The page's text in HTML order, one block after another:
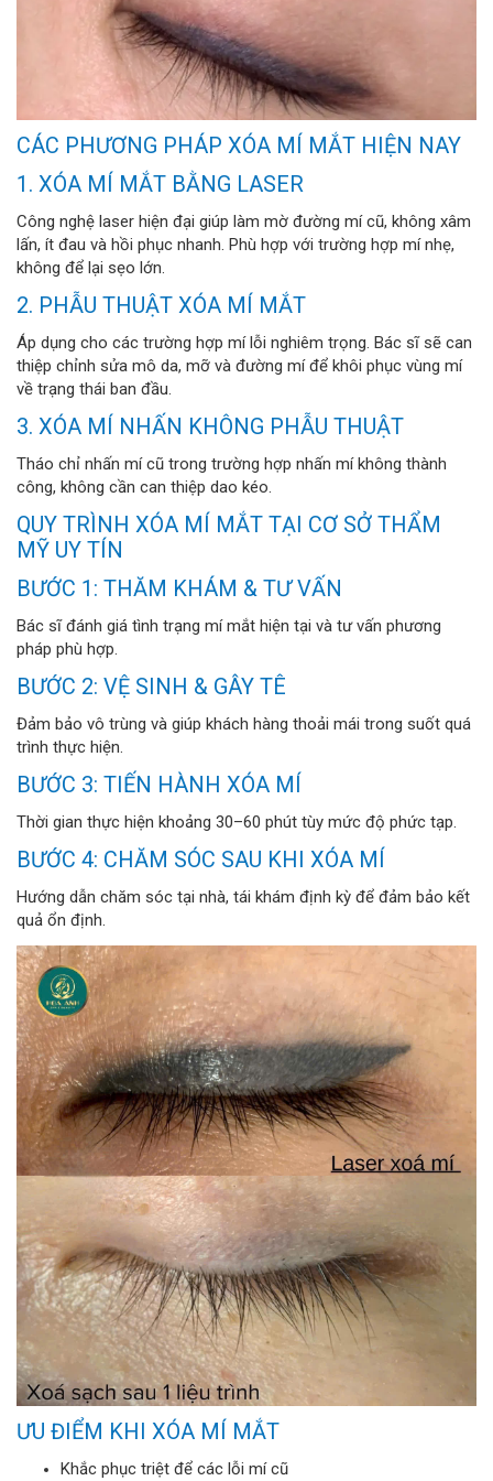
CÁC PHƯƠNG PHÁP XÓA MÍ MẮT HIỆN NAY
1. XÓA MÍ MẮT BẰNG LASER
Công nghệ laser hiện đại giúp làm mờ đường mí cũ, không xâm
lấn, ít đau và hồi phục nhanh. Phù hợp với trường hợp mí nhẹ,
không để lại sẹo lớn.
2. PHẪU THUẬT XÓA MÍ MẮT
Áp dụng cho các trường hợp mí lỗi nghiêm trọng. Bác sĩ sẽ can
thiệp chỉnh sửa mô da, mỡ và đường mí để khôi phục vùng mí
về trạng thái ban đầu.
3. XÓA MÍ NHẤN KHÔNG PHẪU THUẬT
Tháo chỉ nhấn mí cũ trong trường hợp nhấn mí không thành
công, không cần can thiệp dao kéo.
QUY TRÌNH XÓA MÍ MẮT TẠI CƠ SỞ THẨM
MỸ UY TÍN
BƯỚC 1: THĂM KHÁM & TƯ VẤN
Bác sĩ đánh giá tình trạng mí mắt hiện tại và tư vấn phương
pháp phù hợp.
BƯỚC 2: VỆ SINH & GÂY TÊ
Đảm bảo vô trùng và giúp khách hàng thoải mái trong suốt quá
trình thực hiện.
BƯỚC 3: TIẾN HÀNH XÓA MÍ
Thời gian thực hiện khoảng 30–60 phút tùy mức độ phức tạp.
BƯỚC 4: CHĂM SÓC SAU KHI XÓA MÍ
Hướng dẫn chăm sóc tại nhà, tái khám định kỳ để đảm bảo kết
quả ổn định.
ƯU ĐIỂM KHI XÓA MÍ MẮT
Khắc phục triệt để các lỗi mí cũ